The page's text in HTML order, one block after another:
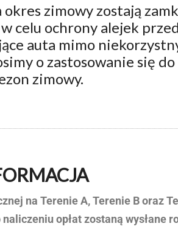
zimowy zostają
celu ochrony alejek przed
auta mimo
o zastosowanie się do
zimowy.
na Terenie A, Terenie B oraz
opłat zostaną wysłane